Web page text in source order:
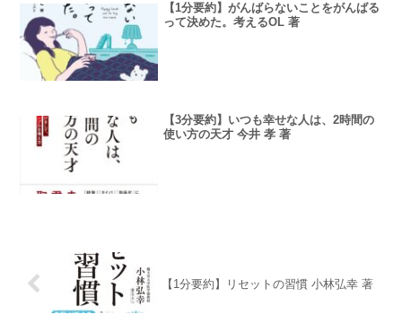
【1分要約】がんばらないことをがんばる
って決めた。考えるOL 著
【3分要約】いつも幸せな人は、2時間の
使い方の天才 今井 孝 著
【1分要約】リセットの習慣 小林弘幸 著